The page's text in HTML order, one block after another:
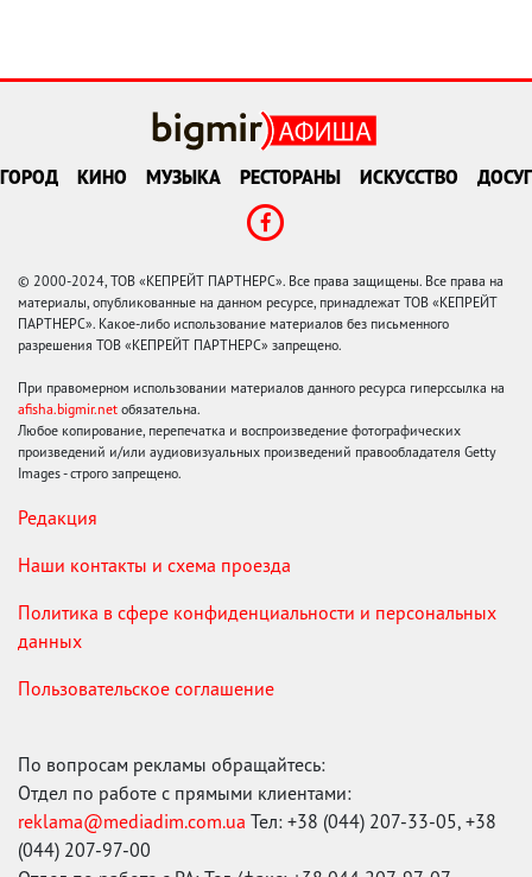
ГОРОД КИНО МУЗЫКА РЕСТОРАНЫ ИСКУССТВО ДОСУГ
© 2000-2024, ТОВ «КЕПРЕЙТ ПАРТНЕРС». Все права защищены. Все права на
материалы, опубликованные на данном ресурсе, принадлежат ТОВ «КЕПРЕЙТ
ПАРТНЕРС». Какое-либо использование материалов без письменного
разрешения ТОВ «КЕПРЕЙТ ПАРТНЕРС» запрещено.
При правомерном использовании материалов данного ресурса гиперссылка на
afisha.bigmir.net обязательна.
Любое копирование, перепечатка и воспроизведение фотографических
произведений и/или аудиовизуальных произведений правообладателя Getty
Images - строго запрещено.
Редакция
Наши контакты и схема проезда
Политика в сфере конфиденциальности и персональных
данных
Пользовательское соглашение
По вопросам рекламы обращайтесь:
Отдел по работе с прямыми клиентами:
reklama@mediadim.com.ua Тел: +38 (044) 207-33-05, +38
(044) 207-97-00